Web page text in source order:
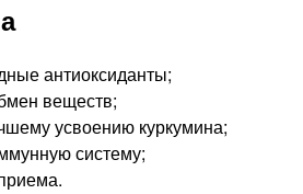
антиоксиданты;
веществ;
усвоению куркумина;
систему;